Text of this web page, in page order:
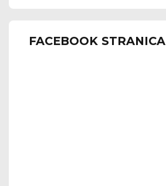
FACEBOOK STRANICA